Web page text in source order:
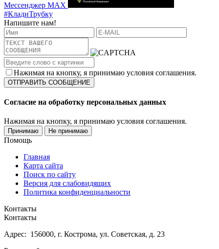
Мессенджер MAX
#КладиТрубку
Напишите нам!
Нажимая на кнопку, я принимаю условия соглашения.
Согласие на обработку персональных данных
Нажимая на кнопку, я принимаю условия соглашения.
Принимаю Не принимаю
Помощь
Главная
Карта сайта
Поиск по сайту
Версия для слабовидящих
Политика конфиденциальности
Контакты
Контакты
Адрес: 156000, г. Кострома, ул. Советская, д. 23